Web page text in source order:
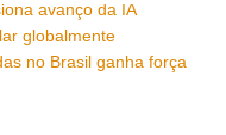
avanço da IA
globalmente
no Brasil ganha força